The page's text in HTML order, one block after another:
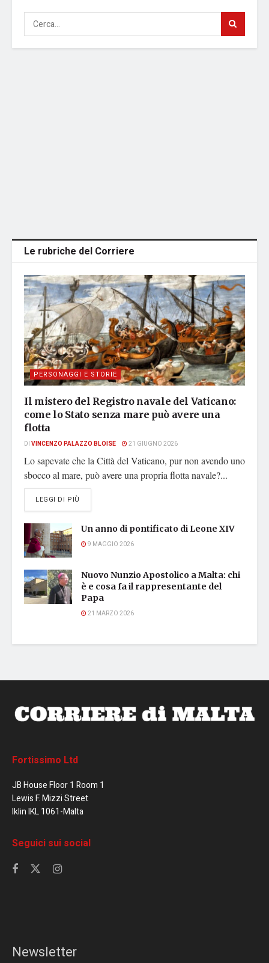
Le rubriche del Corriere
PERSONAGGI E STORIE
Il mistero del Registro navale del Vaticano:
come lo Stato senza mare può avere una
flotta
DI VINCENZO PALAZZO BLOISE 21 GIUGNO 2026
Lo sapevate che la Città del Vaticano, pur non avendo uno
sbocco al mare, può avere una propria flotta navale?...
LEGGI DI PIÙ
Un anno di pontificato di Leone XIV
9 MAGGIO 2026
Nuovo Nunzio Apostolico a Malta: chi
è e cosa fa il rappresentante del
Papa
21 MARZO 2026
Fortissimo Ltd
JB House Floor 1 Room 1
Lewis F. Mizzi Street
Iklin IKL 1061-Malta
Seguici sui social
Newsletter